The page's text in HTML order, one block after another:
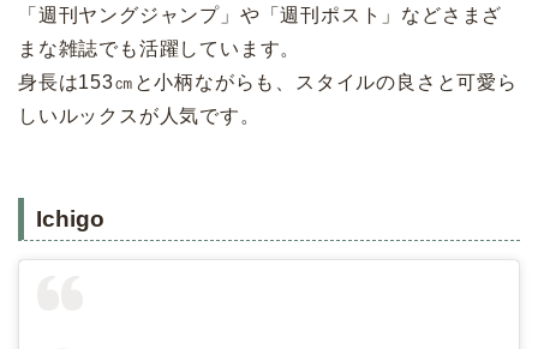
「週刊ヤングジャンプ」や「週刊ポスト」などさまざ
まな雑誌でも活躍しています。
身長は153㎝と小柄ながらも、スタイルの良さと可愛ら
しいルックスが人気です。
Ichigo